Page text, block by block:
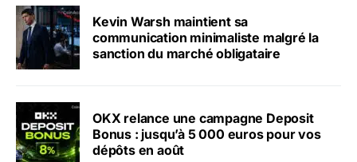
Kevin Warsh maintient sa
communication minimaliste malgré la
sanction du marché obligataire
OKX relance une campagne Deposit
Bonus : jusqu’à 5 000 euros pour vos
dépôts en août